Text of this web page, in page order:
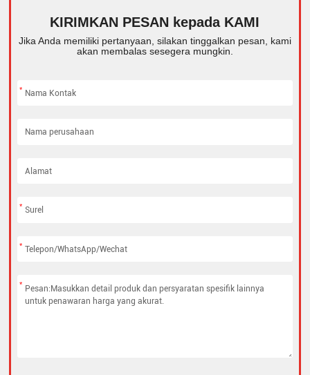
KIRIMKAN PESAN kepada KAMI
Jika Anda memiliki pertanyaan, silakan tinggalkan pesan, kami
akan membalas sesegera mungkin.
*
*
*
*